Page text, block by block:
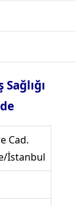
Cad.
İstanbul